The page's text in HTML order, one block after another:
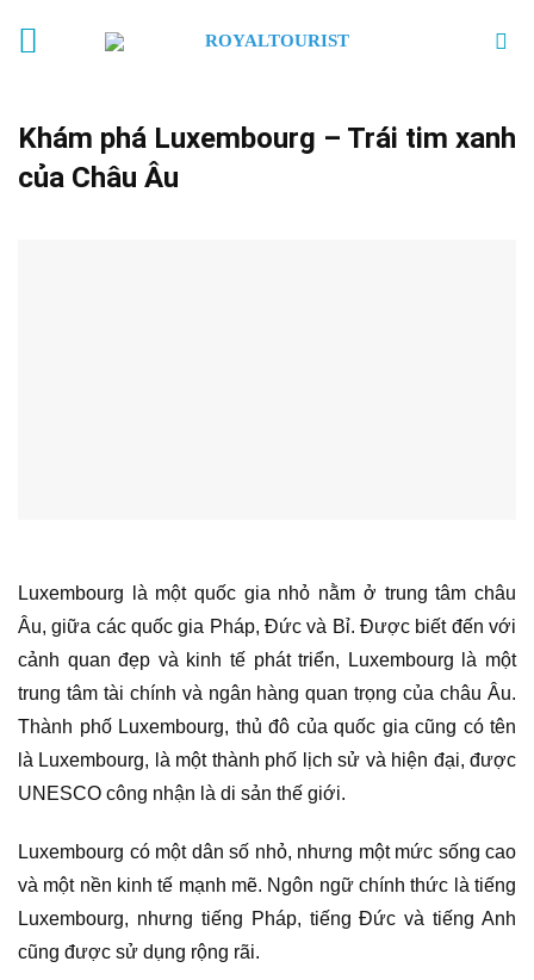
Khám phá Luxembourg – Trái tim xanh
của Châu Âu
Luxembourg là một quốc gia nhỏ nằm ở trung tâm châu
Âu, giữa các quốc gia Pháp, Đức và Bỉ. Được biết đến với
cảnh quan đẹp và kinh tế phát triển, Luxembourg là một
trung tâm tài chính và ngân hàng quan trọng của châu Âu.
Thành phố Luxembourg, thủ đô của quốc gia cũng có tên
là Luxembourg, là một thành phố lịch sử và hiện đại, được
UNESCO công nhận là di sản thế giới.
Luxembourg có một dân số nhỏ, nhưng một mức sống cao
và một nền kinh tế mạnh mẽ. Ngôn ngữ chính thức là tiếng
Luxembourg, nhưng tiếng Pháp, tiếng Đức và tiếng Anh
cũng được sử dụng rộng rãi.